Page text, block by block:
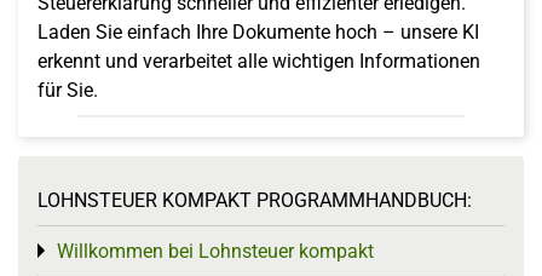
Laden Sie einfach Ihre Dokumente hoch – unsere KI
erkennt und verarbeitet alle wichtigen Informationen
für Sie.
LOHNSTEUER KOMPAKT PROGRAMMHANDBUCH:
Willkommen bei Lohnsteuer kompakt
Toggle menu